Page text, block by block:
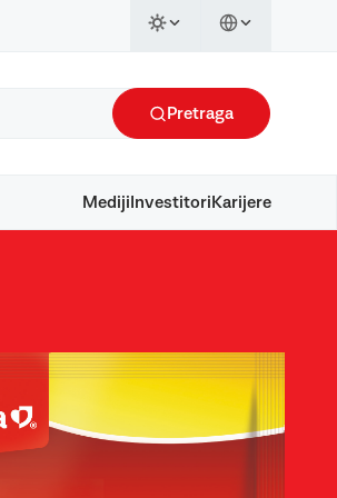
Pretraga
Mediji Investitori Karijere